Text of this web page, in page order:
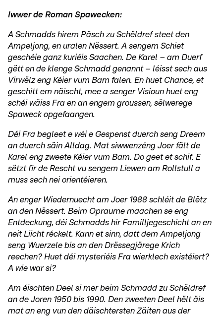
Iwwer de Roman Spawecken:
A Schmadds hirem Päsch zu Schëldref steet den
Ampeljong, en uralen Nëssert. A sengem Schiet
geschéie ganz kuriéis Saachen. De Karel – am Duerf
gëtt en de klenge Schmadd genannt – léisst sech aus
Virwëlz eng Kéier vum Bam falen. En huet Chance, et
geschitt em näischt, mee a senger Visioun huet eng
schéi wäiss Fra en an engem groussen, sëlwerege
Spaweck opgefaangen.
Déi Fra begleet e wéi e Gespenst duerch seng Dreem
an duerch säin Alldag. Mat siwwenzéng Joer fält de
Karel eng zweete Kéier vum Bam. Do geet et schif. E
sëtzt fir de Rescht vu sengem Liewen am Rollstull a
muss sech nei orientéieren.
An enger Wiedernuecht am Joer 1988 schléit de Blëtz
an den Nëssert. Beim Opraume maachen se eng
Entdeckung, déi Schmadds hir Familljegeschicht an en
neit Liicht réckelt. Kann et sinn, datt dem Ampeljong
seng Wuerzele bis an den Drëssegjärege Krich
reechen? Huet déi mysteriéis Fra wierklech existéiert?
A wie war si?
Am éischten Deel si mer beim Schmadd zu Schëldref
an de Joren 1950 bis 1990. Den zweeten Deel hëlt äis
mat an eng vun den däischtersten Zäiten aus der